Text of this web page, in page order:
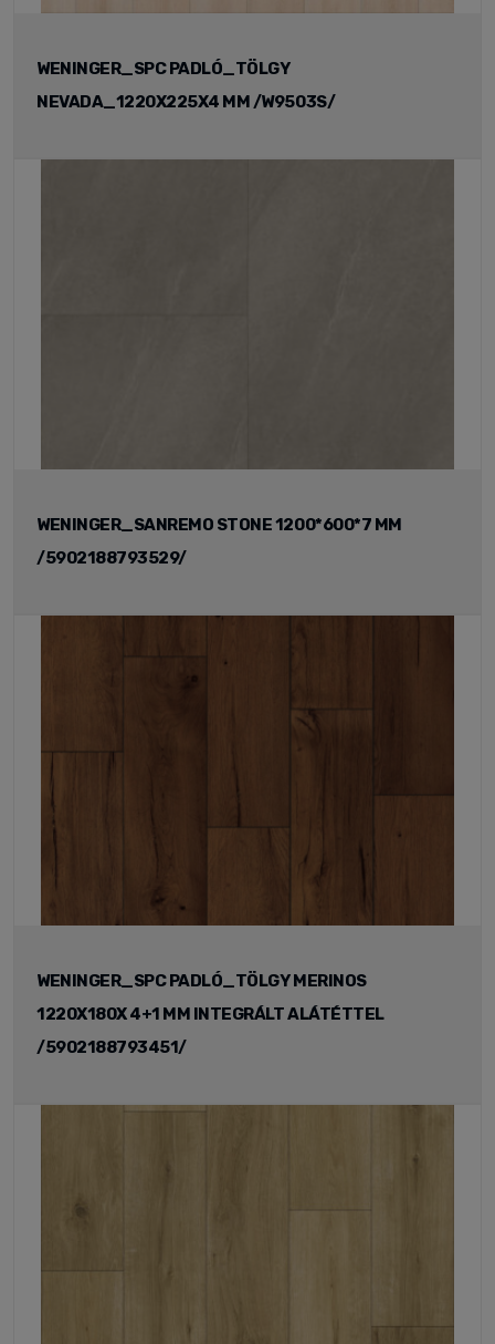
WENINGER_SPC PADLÓ_TÖLGY
NEVADA_1220X225X4 MM /W9503S/
WENINGER_SANREMO STONE 1200*600*7 MM
/5902188793529/
WENINGER_SPC PADLÓ_TÖLGY MERINOS
1220X180X 4+1 MM INTEGRÁLT ALÁTÉTTEL
/5902188793451/